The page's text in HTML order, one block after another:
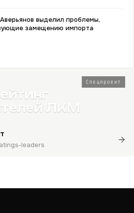
выделил проблемы,
замещению импорта
Спецпроект
ЛКМ
leaders